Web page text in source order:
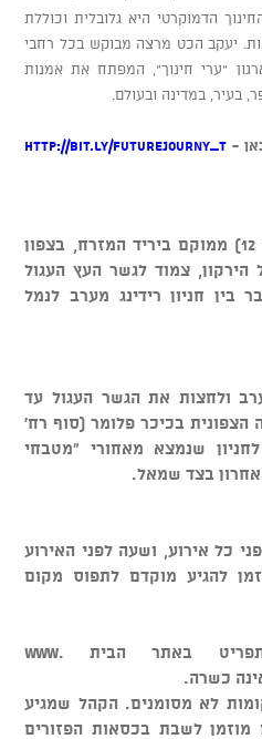
הדמוקרטי היא גלובלית וכוללת
יעקב הכט מרצה מבוקש בכל רחבי
"ערי חינוך", המפתח את אמנות
בעיר, במדינה ובעולם.
-
http://bit.ly/FutureJourny_T
טוקהאוס ביתן 12 (לא האנגר 12) ממוקם ביריד המזרח, בצפון
צמוד לגשר העץ העגול
בין חניון רידינג מערב לנמל
ולחצות את הגשר העגול עד
הצפונית בכיכר פלומר (סוף רח'
לחניון שנמצא מאחורי "מטבחי
בצד שמאל.
כל אירוע, ושעה לפני האירוע
להגיע מוקדם לתפוס מקום
ניתן לצפות בעמוד התפריט באתר הבית www.
לא מסומנים. הקהל שמגיע
לשבת בכסאות הפזורים